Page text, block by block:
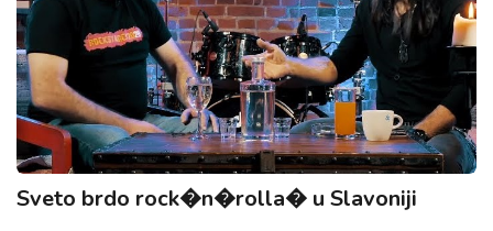
Sveto brdo rock�n�rolla� u Slavoniji